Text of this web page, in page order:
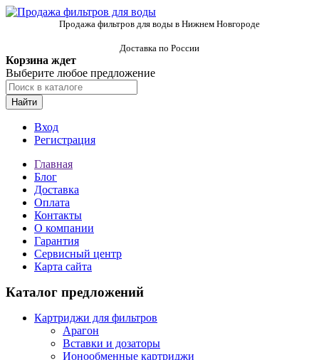
Продажа фильтров для воды в Нижнем Новгороде
Доставка по России
Корзина ждет
Выберите любое предложение
Найти
Вход
Регистрация
Главная
Блог
Доставка
Оплата
Контакты
О компании
Гарантия
Сервисный центр
Карта сайта
Каталог предложений
Картриджи для фильтров
Арагон
Вставки и дозаторы
Ионообменные картриджи